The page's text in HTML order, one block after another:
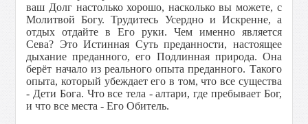
ваш Долг настолько хорошо, насколько вы можете, с
Молитвой Богу. Трудитесь Усердно и Искренне, а
отдых отдайте в Его руки. Чем именно является
Сева? Это Истинная Суть преданности, настоящее
дыхание преданного, его Подлинная природа. Она
берёт начало из реального опыта преданного. Такого
опыта, который убеждает его в том, что все существа
- Дети Бога. Что все тела - алтари, где пребывает Бог,
и что все места - Его Обитель.